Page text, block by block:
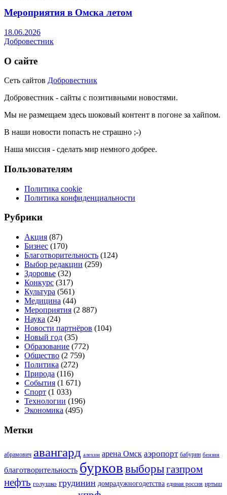
Мероприятия в Омска летом
18.06.2026
Добровестник
О сайте
Сеть сайтов Добровестник
Добровестник - сайты с позитивными новостями.
Мы не размещаем здесь шоковый контент в погоне за хайпом.
В наши новости попасть не страшно ;-)
Наша миссия - сделать мир немного добрее.
Пользователям
Политика cookie
Политика конфиденциальности
Рубрики
Акция (87)
Бизнес (170)
Благотворительность (124)
Выбор редакции (259)
Здоровье (32)
Конкурс (317)
Культура (561)
Медицина (44)
Мероприятия (2 887)
Наука (24)
Новости партнёров (104)
Новый год (35)
Образование (772)
Общество (2 759)
Политика (272)
Природа (116)
События (1 671)
Спорт (1 033)
Технологии (196)
Экономика (495)
Метки
абрамович авангард алехин арена Омск аэропорт бабурин бензин
благотворительность бурков выборыгазпром
нефть голушко грудинин домрадужногодетства единая россия иртыш